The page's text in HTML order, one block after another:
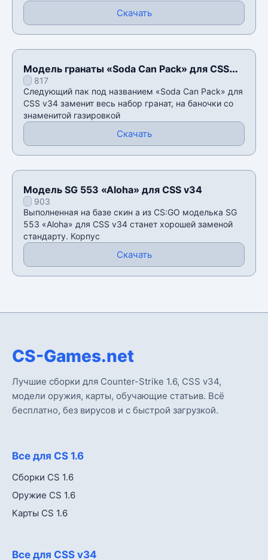
Скачать
Модель гранаты «Soda Can Pack» для CSS
v34817
Следующий пак под названием «Soda Can Pack» для
CSS v34 заменит весь набор гранат, на баночки со
знаменитой газировкой
Скачать
Модель SG 553 «Aloha» для CSS v34
903
Выполненная на базе скин а из CS:GO моделька SG
553 «Aloha» для CSS v34 станет хорошей заменой
стандарту. Корпус
Скачать
CS-Games.net
Лучшие сборки для Counter-Strike 1.6, CSS v34,
модели оружия, карты, обучающие статьив. Всё
бесплатно, без вирусов и с быстрой загрузкой.
Все для CS 1.6
Сборки CS 1.6
Оружие CS 1.6
Карты CS 1.6
Все для CSS v34